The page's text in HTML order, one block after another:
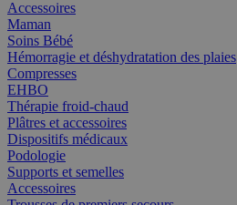
Accessoires
Maman
Soins Bébé
Hémorragie et déshydratation des plaies
Compresses
EHBO
Thérapie froid-chaud
Plâtres et accessoires
Dispositifs médicaux
Podologie
Supports et semelles
Accessoires